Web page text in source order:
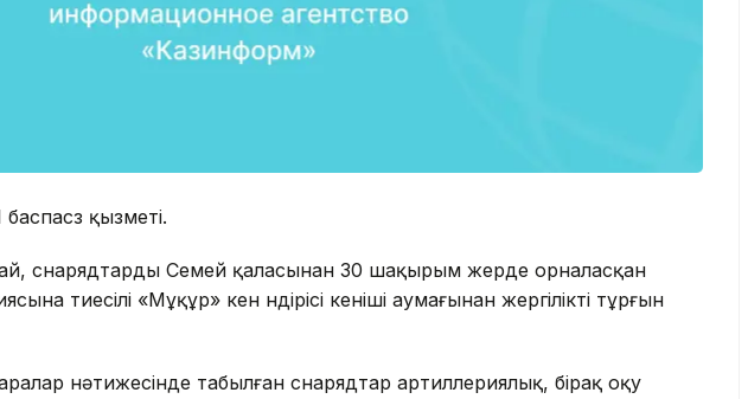
қызметі.
снарядтарды Семей қаласынан 30 шақырым жерде орналасқан
тиесілі «Мұқұр» кен өндірісі кеніші аумағынан жергілікті тұрғын
нәтижесінде табылған снарядтар артиллериялық, бірақ оқу